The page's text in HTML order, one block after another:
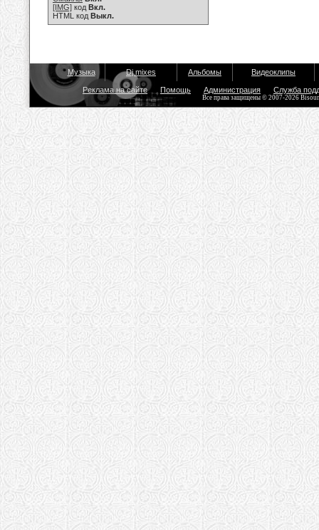
[IMG] код Вкл.
HTML код Выкл.
Музыка Dj mixes Альбомы Видеоклипы
Реклама на сайте Помощь Администрация Служба
Все права защищены © 2007-2026